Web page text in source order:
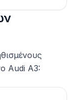
Audi A3: